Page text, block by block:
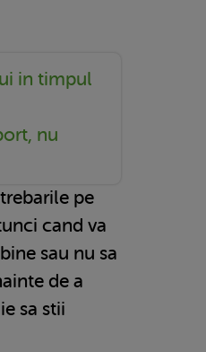
in timpul
nu
pe
cand va
sau nu sa
de a
sa stii